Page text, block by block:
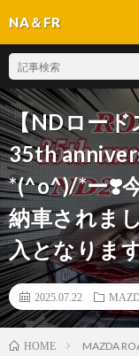
NA＆FR
【NDロード
35th
*(^o^)/*ー❣️
納車されま
入となりま
2025.07.22
HOME MAZDA